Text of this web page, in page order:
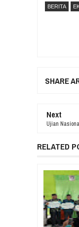
BERITA
SHARE
Next
Ujian
RELATED